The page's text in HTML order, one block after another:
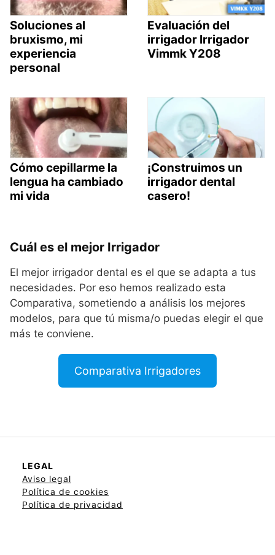
Soluciones al
bruxismo, mi
experiencia
personal
Evaluación del
irrigador Irrigador
Vimmk Y208
Cómo cepillarme la
lengua ha cambiado
mi vida
¡Construimos un
irrigador dental
casero!
Cuál es el mejor Irrigador
El mejor irrigador dental es el que se adapta a tus
necesidades. Por eso hemos realizado esta
Comparativa, sometiendo a análisis los mejores
modelos, para que tú misma/o puedas elegir el que
más te conviene.
Comparativa Irrigadores
LEGAL
Aviso legal
Política de cookies
Política de privacidad